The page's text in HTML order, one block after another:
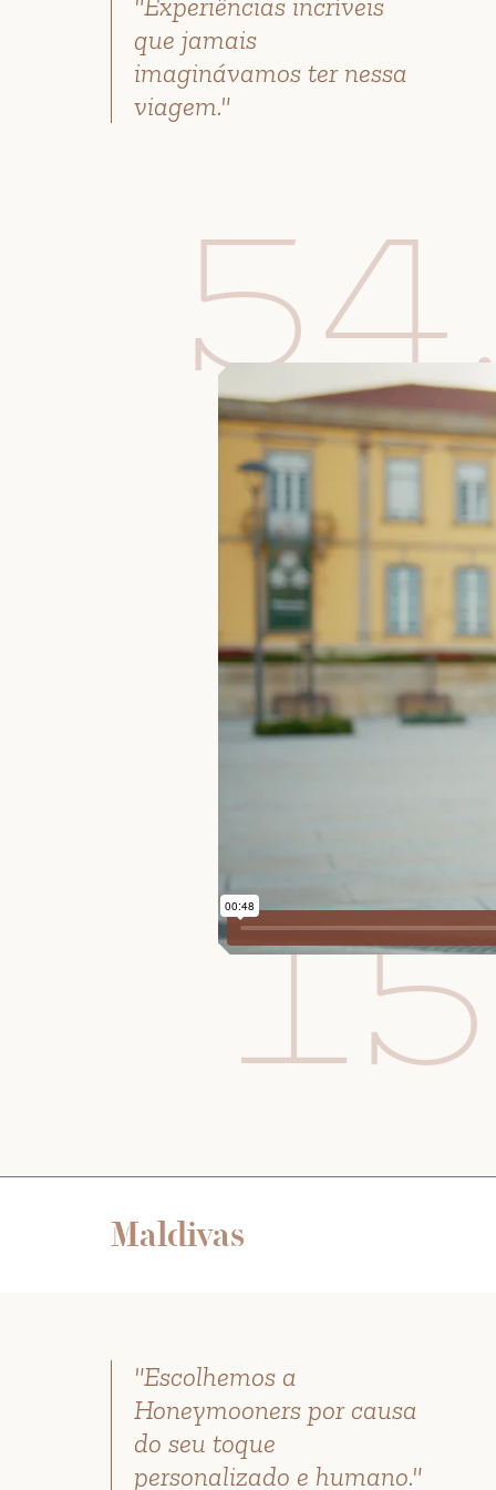
"Experiências incríveis
que jamais
imaginávamos ter nessa
viagem."
Maldivas
"Escolhemos a
Honeymooners por causa
do seu toque
personalizado e humano."